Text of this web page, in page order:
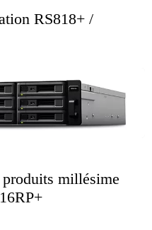
RS818+ /
millésime